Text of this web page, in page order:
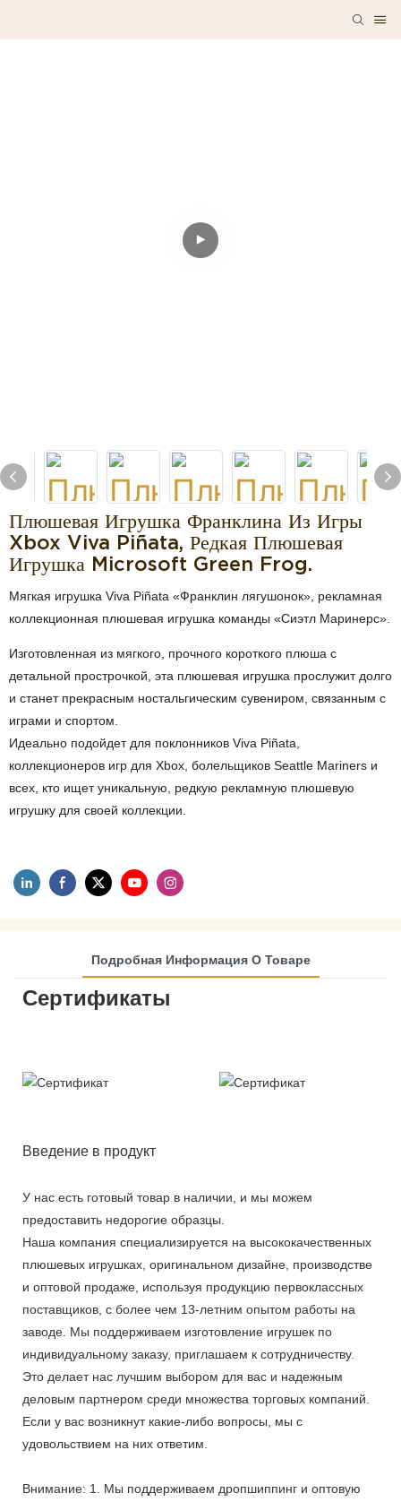
Плюшевая Игрушка Франклина Из Игры
Xbox Viva Piñata, Редкая Плюшевая
Игрушка Microsoft Green Frog.
Мягкая игрушка Viva Piñata «Франклин лягушонок», рекламная
коллекционная плюшевая игрушка команды «Сиэтл Маринерс».
Изготовленная из мягкого, прочного короткого плюша с
детальной прострочкой, эта плюшевая игрушка прослужит долго
и станет прекрасным ностальгическим сувениром, связанным с
играми и спортом.
Идеально подойдет для поклонников Viva Piñata,
коллекционеров игр для Xbox, болельщиков Seattle Mariners и
всех, кто ищет уникальную, редкую рекламную плюшевую
игрушку для своей коллекции.
Подробная Информация О Товаре
Сертификаты
Введение в продукт
У нас есть готовый товар в наличии, и мы можем
предоставить недорогие образцы.
Наша компания специализируется на высококачественных
плюшевых игрушках, оригинальном дизайне, производстве
и оптовой продаже, используя продукцию первоклассных
поставщиков, с более чем 13-летним опытом работы на
заводе. Мы поддерживаем изготовление игрушек по
индивидуальному заказу, приглашаем к сотрудничеству.
Это делает нас лучшим выбором для вас и надежным
деловым партнером среди множества торговых компаний.
Если у вас возникнут какие-либо вопросы, мы с
удовольствием на них ответим.
Внимание: 1. Мы поддерживаем дропшиппинг и оптовую